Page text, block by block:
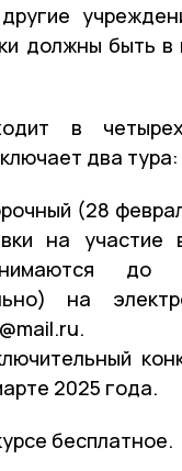
должны быть в
в
два тура:
(28
на участие
до
на
2025 года.
бесплатное.